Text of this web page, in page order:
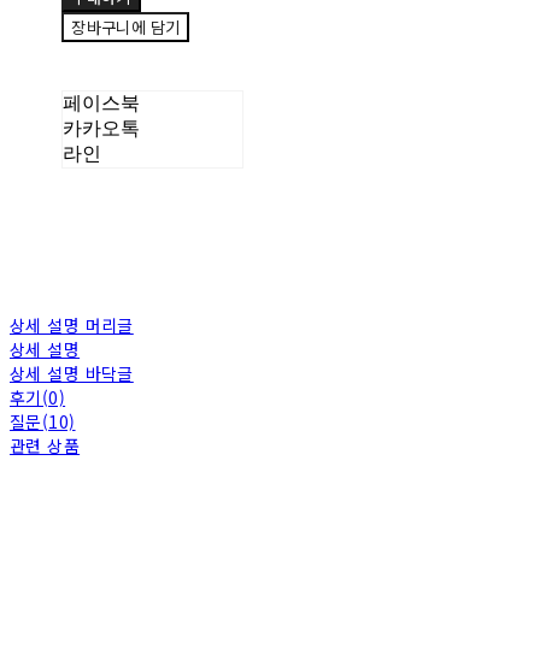
장바구니에 담기
페이스북
카카오톡
라인
상세 설명 머리글
상세 설명
상세 설명 바닥글
후기(0)
질문(10)
관련 상품